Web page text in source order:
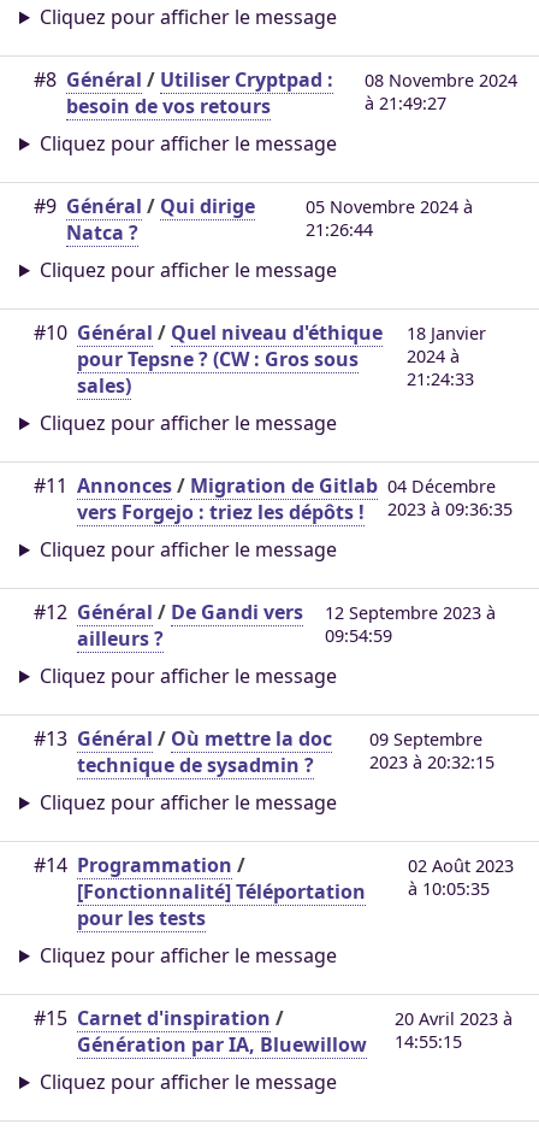
Cliquez pour afficher le message
#8 Général / Utiliser Cryptpad :
besoin de vos retours
08 Novembre 2024
à 21:49:27
Cliquez pour afficher le message
#9 Général / Qui dirige
Natca ?
05 Novembre 2024 à
21:26:44
Cliquez pour afficher le message
#10 Général / Quel niveau d'éthique
pour Tepsne ? (CW : Gros sous
sales)
18 Janvier
2024 à
21:24:33
Cliquez pour afficher le message
#11 Annonces/ Migration de Gitlab
vers Forgejo : triez les dépôts !
04 Décembre
2023 à 09:36:35
Cliquez pour afficher le message
#12 Général / De Gandi vers
ailleurs ?
12 Septembre 2023 à
09:54:59
Cliquez pour afficher le message
#13 Général / Où mettre la doc
technique de sysadmin ?
09 Septembre
2023 à 20:32:15
Cliquez pour afficher le message
#14 Programmation /
[Fonctionnalité] Téléportation
pour les tests
02 Août 2023
à 10:05:35
Cliquez pour afficher le message
#15 Carnet d'inspiration /
Génération par IA, Bluewillow
20 Avril 2023 à
14:55:15
Cliquez pour afficher le message